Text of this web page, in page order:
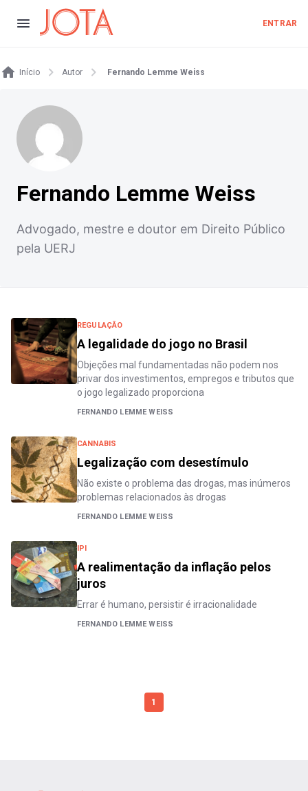
ENTRAR
Início Autor Fernando Lemme Weiss
Fernando Lemme Weiss
Advogado, mestre e doutor em Direito Público
pela UERJ
REGULAÇÃO
A legalidade do jogo no Brasil
Objeções mal fundamentadas não podem nos
privar dos investimentos, empregos e tributos que
o jogo legalizado proporciona
FERNANDO LEMME WEISS
CANNABIS
Legalização com desestímulo
Não existe o problema das drogas, mas inúmeros
problemas relacionados às drogas
FERNANDO LEMME WEISS
IPI
A realimentação da inflação pelos
juros
Errar é humano, persistir é irracionalidade
FERNANDO LEMME WEISS
1